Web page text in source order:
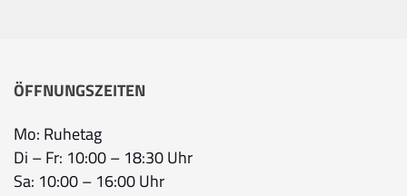
ÖFFNUNGSZEITEN
Mo: Ruhetag
Di – Fr: 10:00 – 18:30 Uhr
Sa: 10:00 – 16:00 Uhr